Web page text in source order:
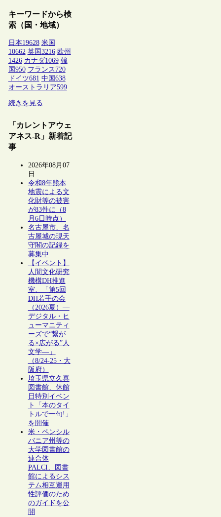
キーワードから検
索（国・地域）
日本19628 米国
10662 英国 3216 欧州
1426 カナダ1069 韓
国 950 フランス 720
ドイツ681 中国 638
オーストラリア599
続きを見る
「カレントアウェ
アネス-R」新着記
事
2026年08月07
日
令和8年熊本
地震による文
化財等の被害
が83件に（8
月6日時点）
名古屋市、名
古屋城の現天
守閣の記録を
募集中
【イベント】
人間文化研究
機構DH推進
室、「第5回
DH若手の会
（2026夏）―
デジタル・ヒ
ューマニティ
ーズで“繋が
る×広がる”人
文学―」
（8/24-25・大
阪府）
埼玉県立久喜
図書館、休館
日特別イベン
ト「本のタイ
トルで一句!」
を開催
米・ペンシル
バニア州等の
大学図書館の
連合体
PALCI、図書
館によるシス
テム相互運用
性評価のため
のガイドを公
開